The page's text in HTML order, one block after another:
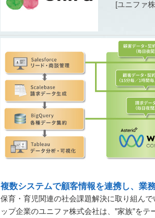
[ユニファ
複数システムで顧客情報を連携し、業
保育・育児関連の社会課題解決に取り組んで
ップ企業のユニファ株式会社は、”家族”を